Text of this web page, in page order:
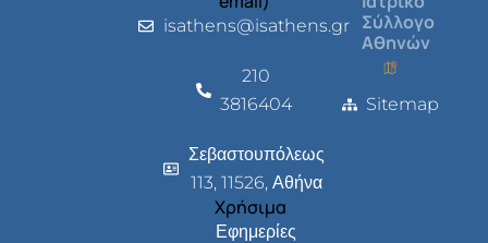
isathens@isathens.gr
210
3816404
Σεβαστουπόλεως
113, 11526, Αθήνα
Χρήσιμα
Εφημερίες
Σύλλογο
Αθηνών
Sitemap